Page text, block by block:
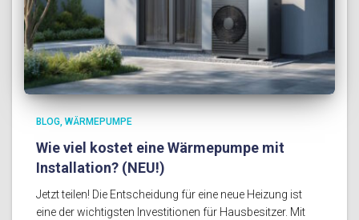
BLOG WÄRMEPUMPE
Wie viel kostet eine Wärmepumpe mit
Installation? (NEU!)
Jetzt teilen! Die Entscheidung für eine neue Heizung ist
eine der wichtigsten Investitionen für Hausbesitzer. Mit